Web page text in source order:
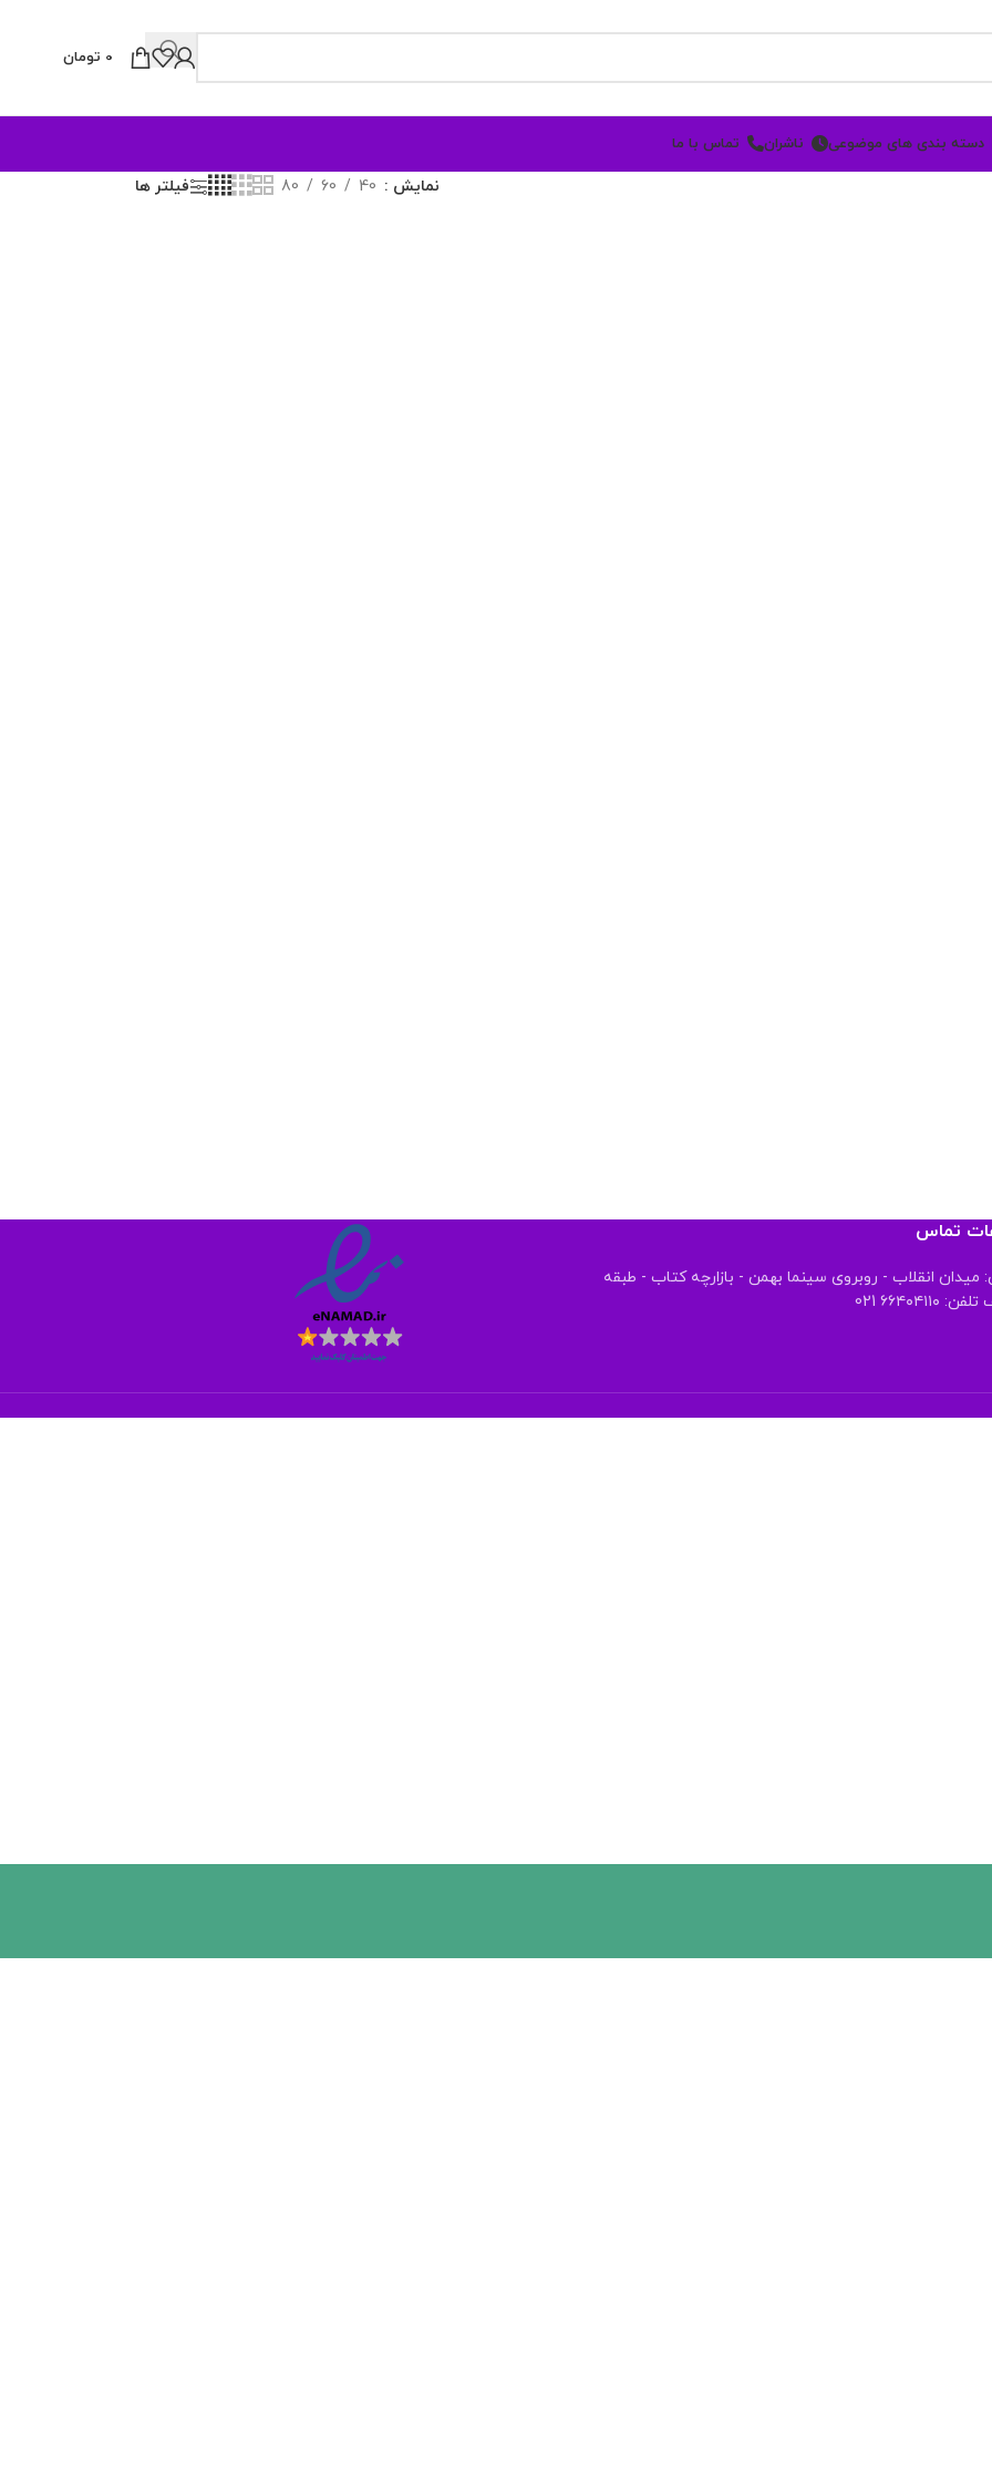
0 تومان
دسته بندی های موضوعی ناشران تماس با ما
نمایش 40
60
80 فیلتر ها
تماس
میدان انقلاب - روبروی سینما بهمن - بازارچه کتاب - طبقه
021